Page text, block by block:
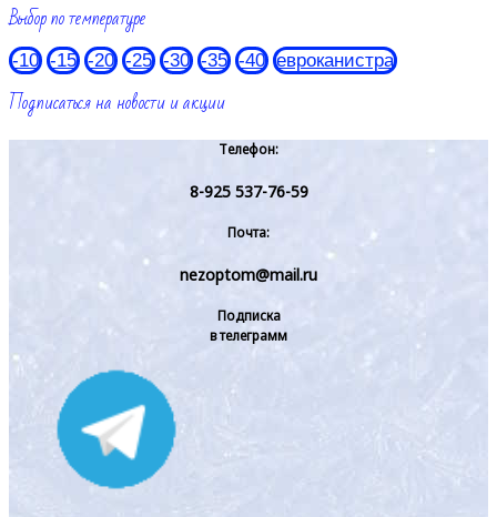
Выбор по температуре
-10 -15 -20 -25 -30 -35 -40 евроканистра
Подписаться на новости и акции
Телефон:
8-925 537-76-59
Почта:
nezoptom@mail.ru
Подписка
в телеграмм